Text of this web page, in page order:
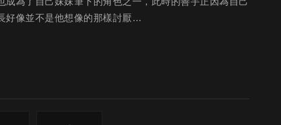
好像並不是他想像的那樣討厭…